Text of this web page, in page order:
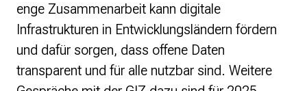
enge Zusammenarbeit kann digitale
Infrastrukturen in Entwicklungsländern fördern
und dafür sorgen, dass offene Daten
transparent und für alle nutzbar sind. Weitere